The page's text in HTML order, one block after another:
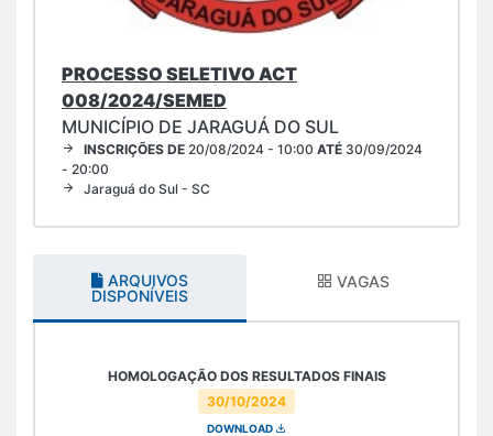
PROCESSO SELETIVO ACT
008/2024/SEMED
MUNICÍPIO DE JARAGUÁ DO SUL
INSCRIÇÕES DE 20/08/2024 - 10:00 ATÉ 30/09/2024
- 20:00
Jaraguá do Sul - SC
ARQUIVOS
DISPONÍVEIS
VAGAS
30/10/2024
HOMOLOGAÇÃO DOS RESULTADOS FINAIS
DOWNLOAD